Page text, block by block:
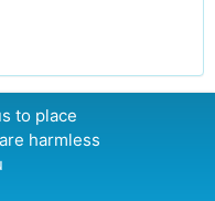
to place
harmless